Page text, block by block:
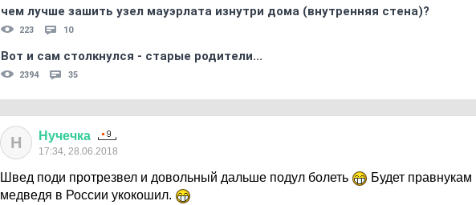
чем лучше зашить узел мауэрлата изнутри дома (внутренняя стена)?
223 10
Вот и сам столкнулся - старые родители...
2394 35
Н Нучечка
17:34, 28.06.2018
Швед поди протрезвел и довольный дальше подул болеть
Будет правнукам
медведя в России укокошил.